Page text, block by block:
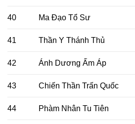
40 Ma Đạo Tổ Sư
41 Thần Y Thánh Thủ
42 Ánh Dương Ấm Áp
43 Chiến Thần Trấn Quốc
44 Phàm Nhân Tu Tiên